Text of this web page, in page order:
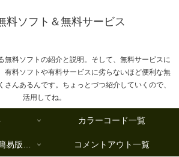
料ソフト＆無料サービス
無料ソフトの紹介と説明。そして、無料サービスに
有料ソフトや有料サービスに劣らないほど便利な無
さんあるんです。ちょっとづつ紹介していくので、
活用してね。
カラーコード一覧
文字数カウンター〔簡易版複数行タイプ〕 コメントアウト一覧